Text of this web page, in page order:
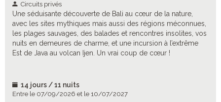
Circuits privés
Une séduisante découverte de Bali au cœur de la nature,
avec les sites mythiques mais aussi des régions méconnues,
les plages sauvages, des balades et rencontres insolites, vos
nuits en demeures de charme, et une incursion à l’extrême
Est de Java au volcan Ijen. Un vrai coup de cœur !
14 jours / 11 nuits
Entre le 07/09/2026 et le 10/07/2027